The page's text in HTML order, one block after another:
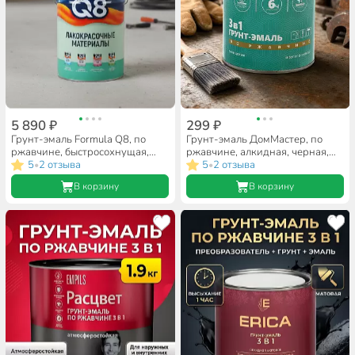
5 890 ₽
Грунт-эмаль Formula Q8, по
ржавчине, быстросохнущая,
алкидная, черная, 20 кг
5•2 отзыва
В корзину
299 ₽
Грунт-эмаль ДомМастер, по
ржавчине, алкидная, черная,
0.8 кг
5•2 отзыва
В корзину